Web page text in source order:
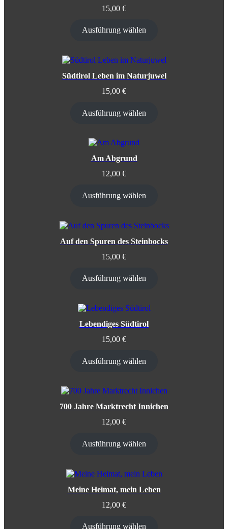
15,00 €
Ausführung wählen
Südtirol Leben im Naturjuwel
15,00 €
Ausführung wählen
Am Abgrund
12,00 €
Ausführung wählen
Auf den Spuren des Steinbocks
15,00 €
Ausführung wählen
Lebendiges Südtirol
15,00 €
Ausführung wählen
700 Jahre Marktrecht Innichen
12,00 €
Ausführung wählen
Meine Heimat, mein Leben
12,00 €
Ausführung wählen